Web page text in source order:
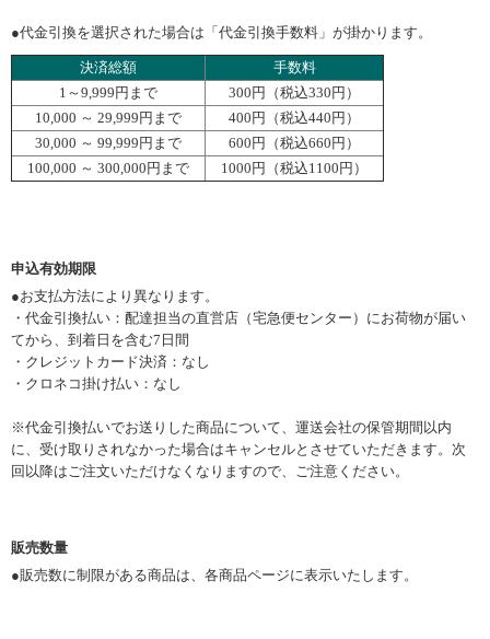
●代金引換を選択された場合は「代金引換手数料」が掛かります。
決済総額
手数料
1～9,999円まで
300円（税込330円）
10,000 ～ 29,999円まで
400円（税込440円）
30,000 ～ 99,999円まで
600円（税込660円）
100,000 ～ 300,000円まで
1000円（税込1100円）
申込有効期限
●お支払方法により異なります。
・代金引換払い：配達担当の直営店（宅急便センター）にお荷物が届い
てから、到着日を含む7日間
・クレジットカード決済：なし
・クロネコ掛け払い：なし
※代金引換払いでお送りした商品について、運送会社の保管期間以内
に、受け取りされなかった場合はキャンセルとさせていただきます。次
回以降はご注文いただけなくなりますので、ご注意ください。
販売数量
●販売数に制限がある商品は、各商品ページに表示いたします。